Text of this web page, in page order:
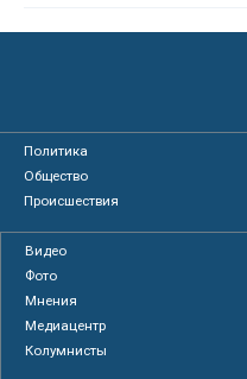
Политика
Общество
Происшествия
Видео
Фото
Мнения
Медиацентр
Колумнисты